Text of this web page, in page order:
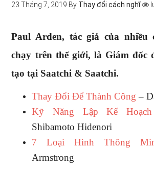
23 Tháng 7, 2019 By Thay đổi cách nghĩ
Paul Arden, tác giả của nhiều
chạy trên thế giới, là Giám đốc
tạo tại Saatchi & Saatchi.
Thay Đổi Để Thành Công –
Kỹ Năng Lập Kế
Shibamoto Hidenori
7 Loại Hình Thông
Armstrong